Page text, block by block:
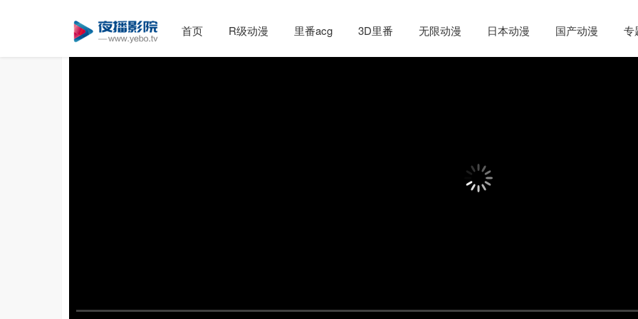
首页 R级动漫 里番acg 3D里番 无限动漫 日本动漫 国产动漫 专